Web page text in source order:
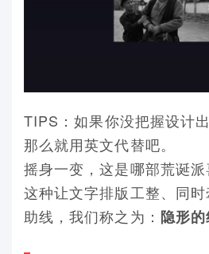
TIPS：如果你没把握设计
那么就用英文代替吧。
摇身一变，这是哪部荒诞
这种让文字排版工整、同
助线，我们称之为： 隐形